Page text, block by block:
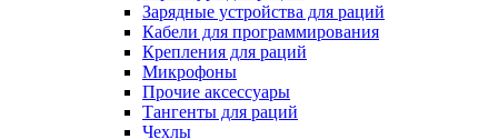
Зарядные устройства для раций
Кабели для программирования
Крепления для раций
Микрофоны
Прочие аксессуары
Тангенты для раций
Чехлы